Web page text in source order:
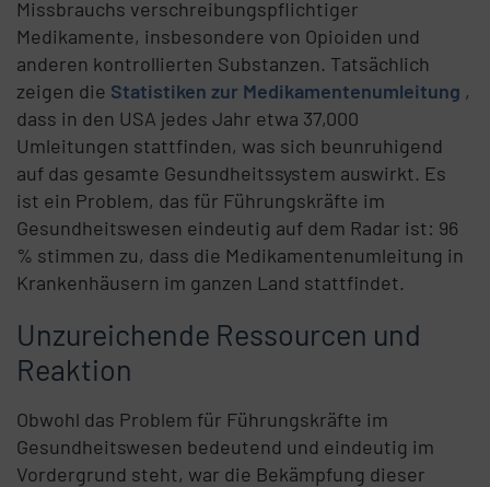
Missbrauchs verschreibungspflichtiger
Medikamente, insbesondere von Opioiden und
anderen kontrollierten Substanzen. Tatsächlich
zeigen die Statistiken zur Medikamentenumleitung ,
dass in den USA jedes Jahr etwa 37,000
Umleitungen stattfinden, was sich beunruhigend
auf das gesamte Gesundheitssystem auswirkt. Es
ist ein Problem, das für Führungskräfte im
Gesundheitswesen eindeutig auf dem Radar ist: 96
% stimmen zu, dass die Medikamentenumleitung in
Krankenhäusern im ganzen Land stattfindet.
Unzureichende Ressourcen und
Reaktion
Obwohl das Problem für Führungskräfte im
Gesundheitswesen bedeutend und eindeutig im
Vordergrund steht, war die Bekämpfung dieser